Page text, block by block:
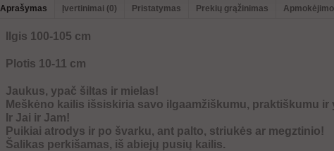
Aprašymas Įvertinimai (0) Pristatymas Prekių grąžinimas
Ilgis 100-105 cm
Plotis 10-11 cm
Jaukus, ypač šiltas ir mielas!
Meškėno kailis išsiskiria savo ilgaamžiškumu, praktiškumu ir
Ir Jai ir Jam!
Puikiai atrodys ir po švarku, ant palto, striukės ar megztinio!
Šalikas perkišamas, iš abiejų pusių kailis.